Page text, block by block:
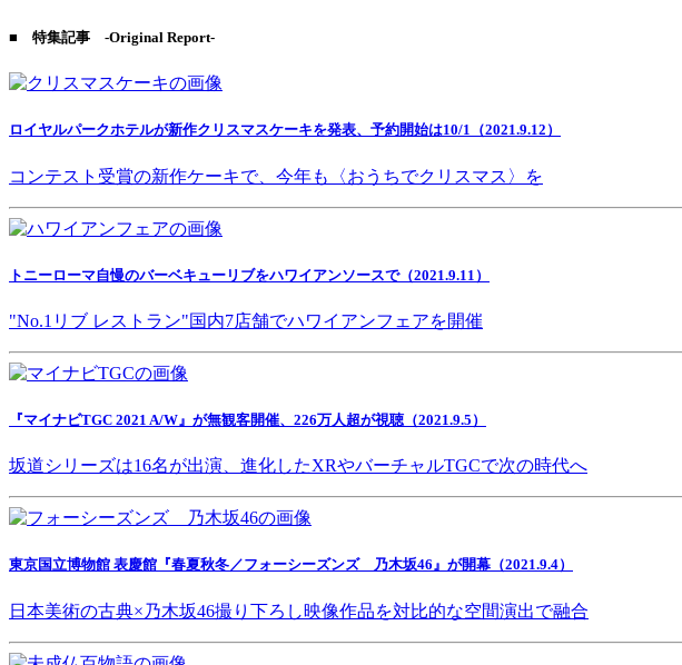
■ 特集記事 -Original Report-
ロイヤルパークホテルが新作クリスマスケーキを発表、予約開始は10/1（2021.9.12）
コンテスト受賞の新作ケーキで、今年も〈おうちでクリスマス〉を
トニーローマ自慢のバーベキューリブをハワイアンソースで（2021.9.11）
"No.1リブ レストラン"国内7店舗でハワイアンフェアを開催
『マイナビTGC 2021 A/W』が無観客開催、226万人超が視聴（2021.9.5）
坂道シリーズは16名が出演、進化したXRやバーチャルTGCで次の時代へ
東京国立博物館 表慶館『春夏秋冬／フォーシーズンズ 乃木坂46』が開幕（2021.9.4）
日本美術の古典×乃木坂46撮り下ろし映像作品を対比的な空間演出で融合